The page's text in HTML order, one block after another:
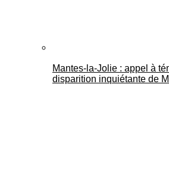
Mantes-la-Jolie : appel à
disparition inquiétante de